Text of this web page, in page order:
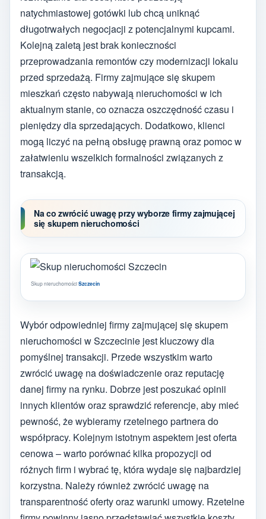
natychmiastowej gotówki lub chcą uniknąć
długotrwałych negocjacji z potencjalnymi kupcami.
Kolejną zaletą jest brak konieczności
przeprowadzania remontów czy modernizacji lokalu
przed sprzedażą. Firmy zajmujące się skupem
mieszkań często nabywają nieruchomości w ich
aktualnym stanie, co oznacza oszczędność czasu i
pieniędzy dla sprzedających. Dodatkowo, klienci
mogą liczyć na pełną obsługę prawną oraz pomoc w
załatwieniu wszelkich formalności związanych z
transakcją.
Na co zwrócić uwagę przy wyborze firmy zajmującej
się skupem nieruchomości
Skup nieruchomościSzczecin
Wybór odpowiedniej firmy zajmującej się skupem
nieruchomości w Szczecinie jest kluczowy dla
pomyślnej transakcji. Przede wszystkim warto
zwrócić uwagę na doświadczenie oraz reputację
danej firmy na rynku. Dobrze jest poszukać opinii
innych klientów oraz sprawdzić referencje, aby mieć
pewność, że wybieramy rzetelnego partnera do
współpracy. Kolejnym istotnym aspektem jest oferta
cenowa – warto porównać kilka propozycji od
różnych firm i wybrać tę, która wydaje się najbardziej
korzystna. Należy również zwrócić uwagę na
transparentność oferty oraz warunki umowy. Rzetelne